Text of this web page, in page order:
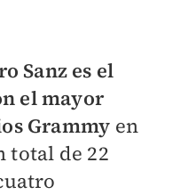
Sanz es el
el mayor
Grammy en
total de 22